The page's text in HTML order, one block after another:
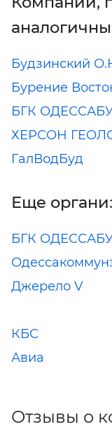
Будзинский
Бурение
БГК
ХЕРСОН
ГалВодБуд
Еще
БГК
Джерело V
КБС
Авиа
Отзывы о